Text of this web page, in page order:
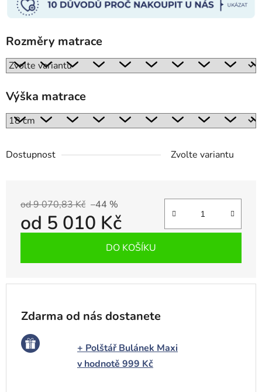
Rozměry matrace
Výška matrace
Dostupnost Zvolte variantu
od 9 070,83 Kč –44 %
od 5 010 Kč
DO KOŠÍKU
Zdarma od nás dostanete
+ Polštář Bulánek Maxi
v hodnotě 999 Kč